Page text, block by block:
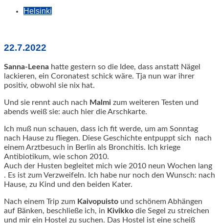
Helsinki
22.7.2022
Sanna-Leena hatte gestern so die Idee, dass anstatt Nägel
lackieren, ein Coronatest schick wäre. Tja nun war ihrer
positiv, obwohl sie nix hat.
Und sie rennt auch nach Malmi zum weiteren Testen und
abends weiß sie: auch hier die Arschkarte.
Ich muß nun schauen, dass ich fit werde, um am Sonntag
nach Hause zu fliegen. Diese Geschichte entpuppt sich nach
einem Arztbesuch in Berlin als Bronchitis. Ich kriege
Antibiotikum, wie schon 2010.
Auch der Husten begleitet mich wie 2010 neun Wochen lang
. Es ist zum Verzweifeln. Ich habe nur noch den Wunsch: nach
Hause, zu Kind und den beiden Kater.
Nach einem Trip zum Kaivopuisto und schönem Abhängen
auf Bänken, beschließe ich, in Kivikko die Segel zu streichen
und mir ein Hostel zu suchen. Das Hostel ist eine scheiß